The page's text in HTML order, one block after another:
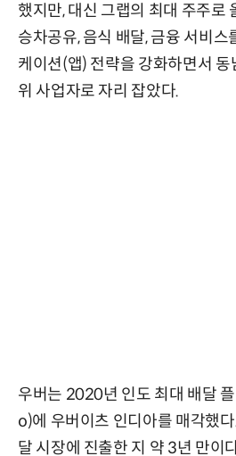
했지만, 대신 그랩의 최대 주주로
승차공유, 음식 배달, 금융 서비스
케이션(앱) 전략을 강화하면서
위 사업자로 자리 잡았다.
우버는 2020년 인도 최대 배달
o)에 우버이츠 인디아를 매각했
달 시장에 진출한 지 약 3년 만이